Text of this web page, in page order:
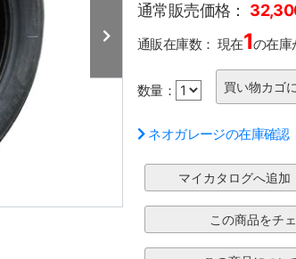
通常販売価格：
通販在庫数： 現在1の在庫
数量：
ネオガレージの在庫確認